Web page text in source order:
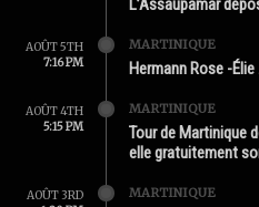
L’Assaupamar
AOÛT 5TH
7:16 PM
MARTINIQUE
Hermann Rose -
AOÛT 4TH
5:15 PM
MARTINIQUE
Tour de Martinique
elle gratuitement
AOÛT 3RD
MARTINIQUE